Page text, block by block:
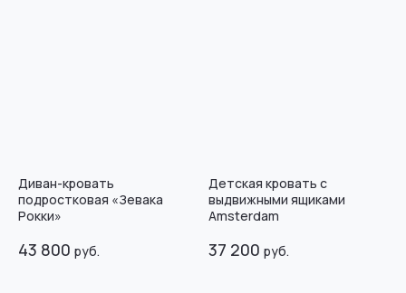
Диван-кровать
подростковая «Зевака
Рокки»
43 800 руб.
Детская кровать с
выдвижными ящиками
Amsterdam
37 200 руб.